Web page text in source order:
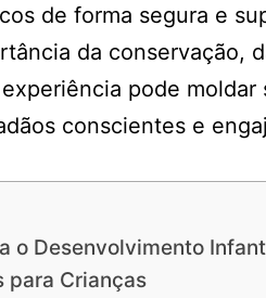
de forma segura e
da conservação,
pode moldar
conscientes e
o Desenvolvimento
para Crianças